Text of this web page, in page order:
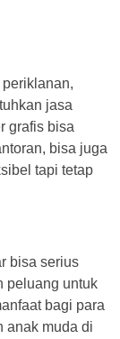
jasa
grafis bisa
bisa juga
tapi tetap
bisa serius
peluang untuk
bagi para
anak muda di